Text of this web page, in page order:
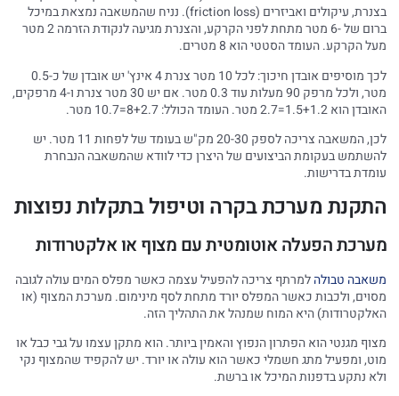
בצנרת, עיקולים ואביזרים (friction loss). נניח שהמשאבה נמצאת במיכל
ברום של -6 מטר מתחת לפני הקרקע, והצנרת מגיעה לנקודת הזרמה 2 מטר
מעל הקרקע. העומד הסטטי הוא 8 מטרים.
לכך מוסיפים אובדן חיכוך: לכל 10 מטר צנרת 4 אינץ' יש אובדן של כ-0.5
מטר, ולכל מרפק 90 מעלות עוד 0.3 מטר. אם יש 30 מטר צנרת ו-4 מרפקים,
האובדן הוא 1.5+1.2=2.7 מטר. העומד הכולל: 8+2.7=10.7 מטר.
לכן, המשאבה צריכה לספק 20-30 מק"ש בעומד של לפחות 11 מטר. יש
להשתמש בעקומת הביצועים של היצרן כדי לוודא שהמשאבה הנבחרת
עומדת בדרישות.
התקנת מערכת בקרה וטיפול בתקלות נפוצות
מערכת הפעלה אוטומטית עם מצוף או אלקטרודות
משאבה טבולהלמרתף צריכה להפעיל עצמה כאשר מפלס המים עולה לגובה
מסוים, ולכבות כאשר המפלס יורד מתחת לסף מינימום. מערכת המצוף (או
האלקטרודות) היא המוח שמנהל את התהליך הזה.
מצוף מגנטי הוא הפתרון הנפוץ והאמין ביותר. הוא מתקן עצמו על גבי כבל או
מוט, ומפעיל מתג חשמלי כאשר הוא עולה או יורד. יש להקפיד שהמצוף נקי
ולא נתקע בדפנות המיכל או ברשת.